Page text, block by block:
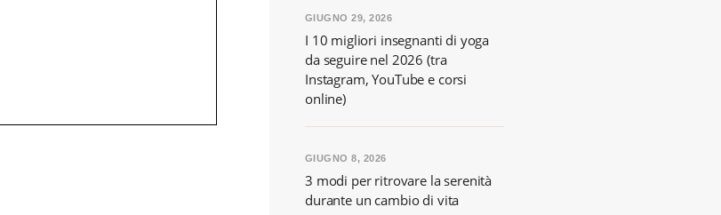
I 10 migliori insegnanti di yoga
da seguire nel 2026 (tra
Instagram, YouTube e corsi
online)
GIUGNO 29, 2026
3 modi per ritrovare la serenità
durante un cambio di vita
GIUGNO 8, 2026